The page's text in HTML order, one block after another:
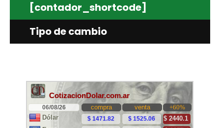
[contador_shortcode]
Tipo de cambio